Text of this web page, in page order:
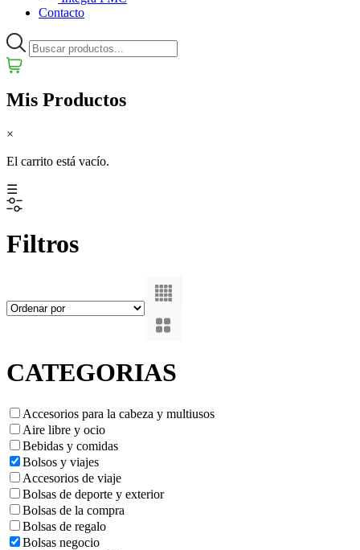
Contacto
Mis Productos
×
El carrito está vacío.
☰
Filtros
CATEGORIAS
Accesorios para la cabeza y multiusos
Aire libre y ocio
Bebidas y comidas
Bolsos y viajes
Accesorios de viaje
Bolsas de deporte y exterior
Bolsas de la compra
Bolsas de regalo
Bolsas negocio